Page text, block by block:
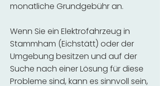
monatliche Grundgebühr an.
Wenn Sie ein Elektrofahrzeug in
Stammham (Eichstätt) oder der
Umgebung besitzen und auf der
Suche nach einer Lösung für diese
Probleme sind, kann es sinnvoll sein,